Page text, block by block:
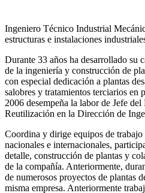
Ingeniero Técnico Industrial
estructuras e instalaciones
Durante 33 años ha desarrollado su
de la ingeniería y construcción de
con especial dedicación a plantas
salobres y tratamientos terciarios en
2006 desempeña la labor de Jefe
Reutilización en la Dirección de
Coordina y dirige equipos de trabajo
nacionales e internacionales,
detalle, construcción de plantas y
de la compañía. Anteriormente,
de numerosos proyectos de plantas
misma empresa. Anteriormente